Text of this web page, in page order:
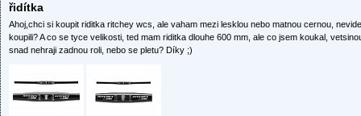
řidítka
Ahoj,chci si koupit riditka ritchey wcs, ale vaham mezi lesklou nebo matnou cernou,
koupili? A co se tyce velikosti, ted mam riditka dlouhe 600 mm, ale co jsem koukal,
snad nehraji zadnou roli, nebo se pletu? Díky ;)